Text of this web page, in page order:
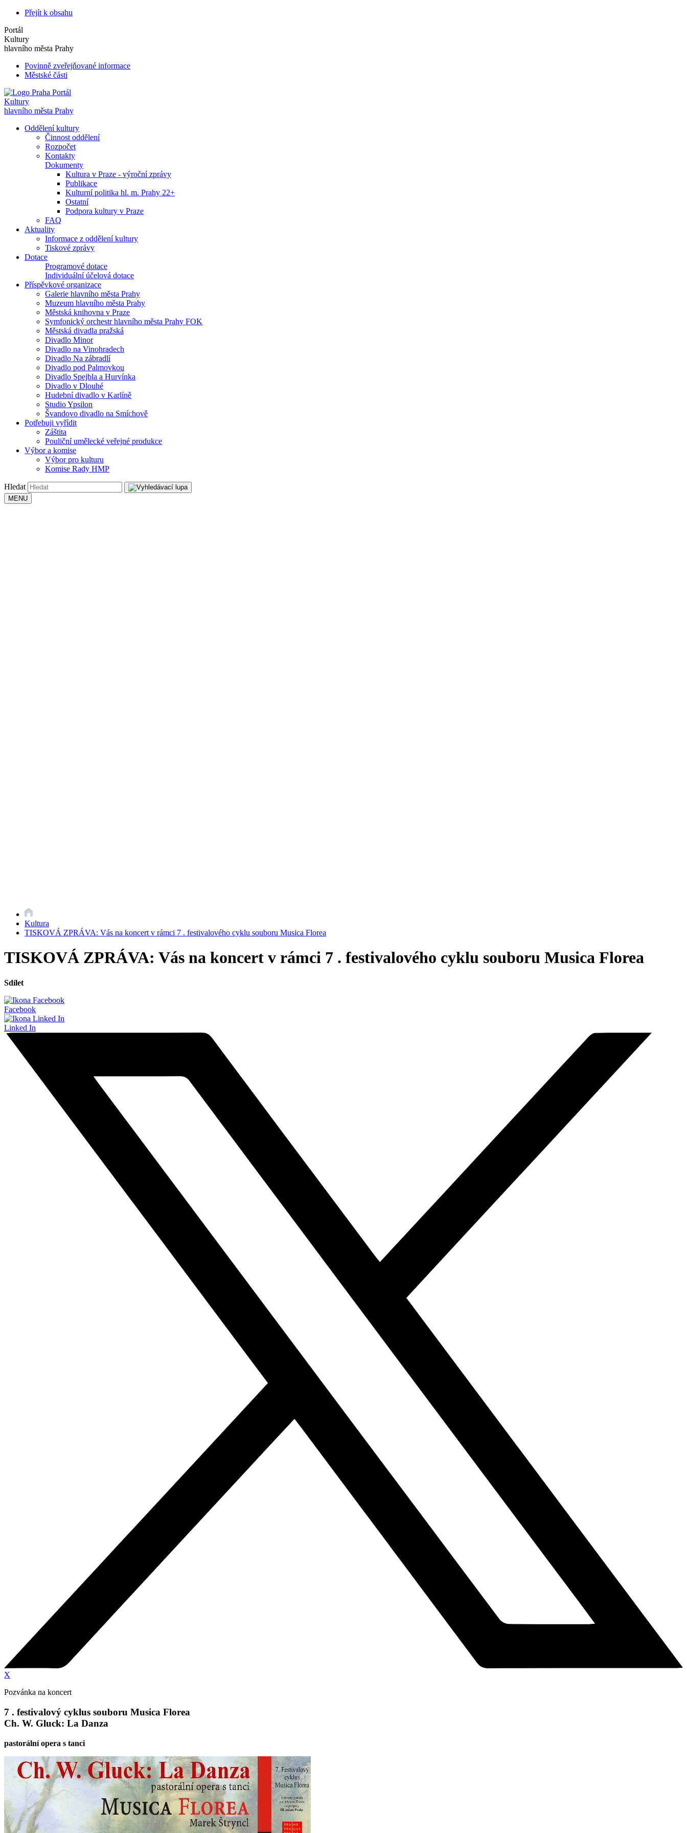
Přejít k obsahu
Portál
Kultury
hlavního města Prahy
Povinně zveřejňované informace
Městské části
Portál
Kultury
hlavního města Prahy
Oddělení kultury
Činnost oddělení
Rozpočet
Kontakty
Dokumenty
Kultura v Praze - výroční zprávy
Publikace
Kulturní politika hl. m. Prahy 22+
Ostatní
Podpora kultury v Praze
FAQ
Aktuality
Informace z oddělení kultury
Tiskové zprávy
Dotace
Programové dotace
Individuální účelová dotace
Příspěvkové organizace
Galerie hlavního města Prahy
Muzeum hlavního města Prahy
Městská knihovna v Praze
Symfonický orchestr hlavního města Prahy FOK
Městská divadla pražská
Divadlo Minor
Divadlo na Vinohradech
Divadlo Na zábradlí
Divadlo pod Palmovkou
Divadlo Spejbla a Hurvínka
Divadlo v Dlouhé
Hudební divadlo v Karlíně
Studio Ypsilon
Švandovo divadlo na Smíchově
Potřebuji vyřídit
Záštita
Pouliční umělecké veřejné produkce
Výbor a komise
Výbor pro kulturu
Komise Rady HMP
Hledat
MENU
Kultura
TISKOVÁ ZPRÁVA: Vás na koncert v rámci 7 . festivalového cyklu souboru Musica Florea
TISKOVÁ ZPRÁVA: Vás na koncert v rámci 7 . festivalového cyklu souboru Musica Florea
Sdílet
Facebook
Linked In
X
Pozvánka na koncert
7 . festivalový cyklus souboru Musica Florea
Ch. W. Gluck: La Danza
pastorální opera s tanci